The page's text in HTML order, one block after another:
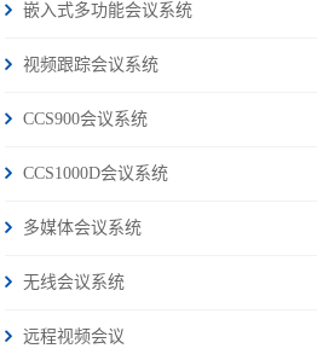
嵌入式多功能会议系统
视频跟踪会议系统
CCS900会议系统
CCS1000D会议系统
多媒体会议系统
无线会议系统
远程视频会议